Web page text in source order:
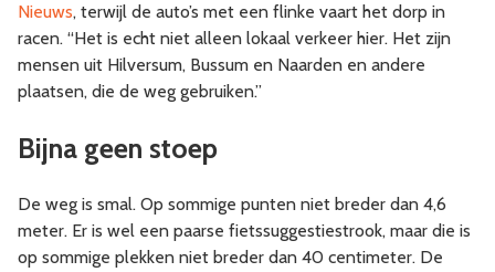
Nieuws, terwijl de auto’s met een flinke vaart het dorp in
racen. “Het is echt niet alleen lokaal verkeer hier. Het zijn
mensen uit Hilversum, Bussum en Naarden en andere
plaatsen, die de weg gebruiken.”
Bijna geen stoep
De weg is smal. Op sommige punten niet breder dan 4,6
meter. Er is wel een paarse fietssuggestiestrook, maar die is
op sommige plekken niet breder dan 40 centimeter. De